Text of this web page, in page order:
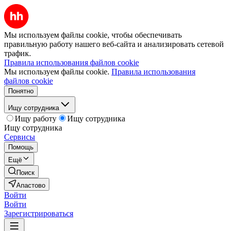
Мы используем файлы cookie, чтобы обеспечивать
правильную работу нашего веб-сайта и анализировать сетевой
трафик.
Правила использования файлов cookie
Мы используем файлы cookie. Правила использования
файлов cookie
Понятно
Ищу сотрудника
Ищу работу
Ищу сотрудника
Ищу сотрудника
Сервисы
Помощь
Ещё
Поиск
Апастово
Войти
Войти
Зарегистрироваться